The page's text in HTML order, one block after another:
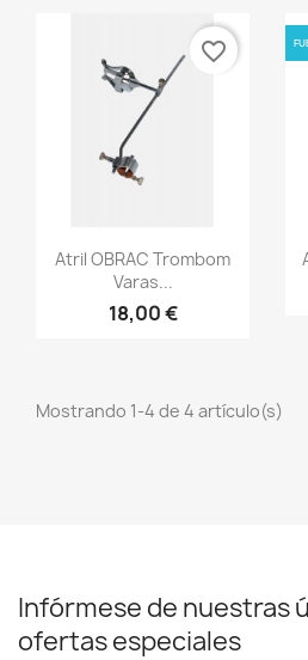
Vista rápida
Atril OBRAC Trombom
Varas...
18,00 €
favorite_border
Mostrando 1-4 de 4 artículo(s)
Infórmese de nuestras
ofertas especiales